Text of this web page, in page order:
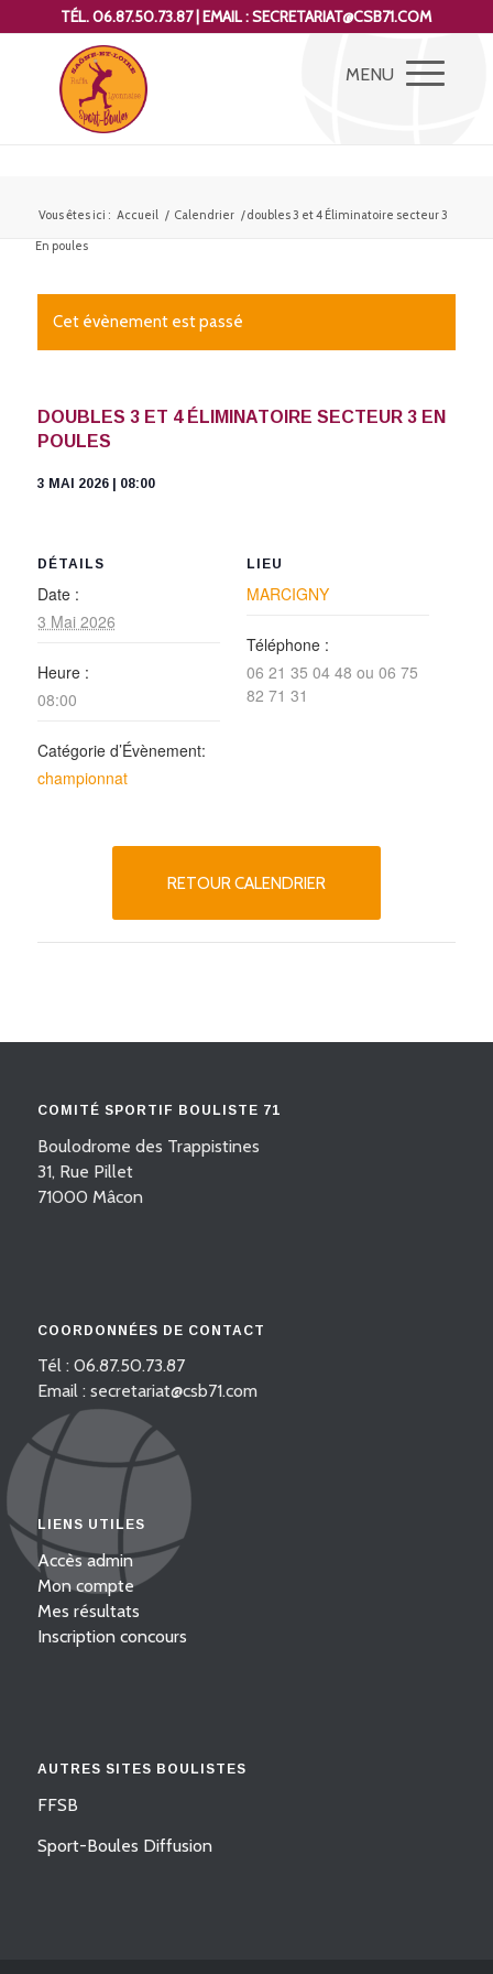
TÉL. 06.87.50.73.87 | EMAIL : SECRETARIAT@CSB71.COM
Vous êtes ici : Accueil / Calendrier /doubles 3 et 4 Éliminatoire secteur 3
En poules
Cet évènement est passé
DOUBLES 3 ET 4 ÉLIMINATOIRE SECTEUR 3 EN
POULES
3 MAI 2026 | 08:00
DÉTAILS
Date :
3 Mai 2026
Heure :
08:00
Catégorie d’Évènement:
championnat
LIEU
MARCIGNY
Téléphone :
06 21 35 04 48 ou 06 75
82 71 31
RETOUR CALENDRIER
COMITÉ SPORTIF BOULISTE 71
Boulodrome des Trappistines
31, Rue Pillet
71000 Mâcon
COORDONNÉES DE CONTACT
Tél : 06.87.50.73.87
Email : secretariat@csb71.com
LIENS UTILES
Accès admin
Mon compte
Mes résultats
Inscription concours
AUTRES SITES BOULISTES
FFSB
Sport-Boules Diffusion